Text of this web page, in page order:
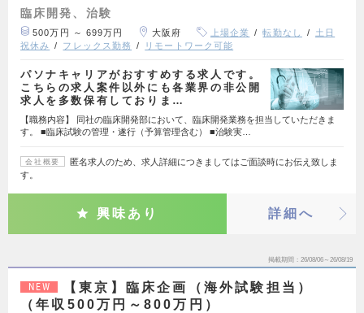
臨床開発、治験
500万円 ～ 699万円 大阪府 上場企業 転勤なし
土日
祝休み
フレックス勤務 リモートワーク可能
パソナキャリアがおすすめする求人です。
こちらの求人案件以外にも各業界の非公開
求人を多数保有しておりま…
【職務内容】 同社の臨床開発部において、臨床開発業務を担当していただきま
す。 ■臨床試験の管理・遂行（予算管理含む） ■治験実…
会社概要
匿名求人のため、求人詳細につきましてはご面談時にお伝え致しま
す。
興味あり 詳細へ
掲載期間 26/08/06～26/08/19
NEW
【東京】臨床企画（海外試験担当）
（年収500万円～800万円）